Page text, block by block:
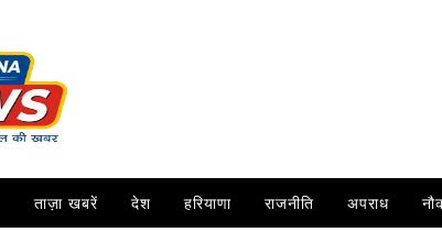
ताज़ा खबरें देश हरियाणा राजनीति अपराध